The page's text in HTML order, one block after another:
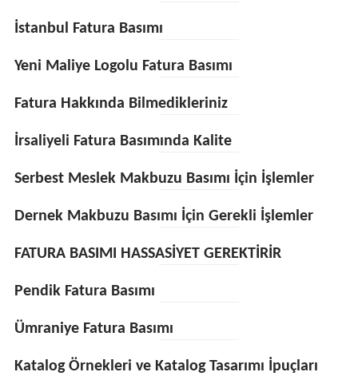
İstanbul Fatura Basımı
Yeni Maliye Logolu Fatura Basımı
Fatura Hakkında Bilmedikleriniz
İrsaliyeli Fatura Basımında Kalite
Serbest Meslek Makbuzu Basımı İçin İşlemler
Dernek Makbuzu Basımı İçin Gerekli İşlemler
FATURA BASIMI HASSASİYET GEREKTİRİR
Pendik Fatura Basımı
Ümraniye Fatura Basımı
Katalog Örnekleri ve Katalog Tasarımı İpuçları